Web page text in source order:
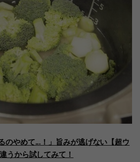
のやめて...！」旨みが逃げない【超ウ
うから試してみて！